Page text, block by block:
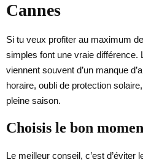
Cannes
Si tu veux profiter au maximum
simples font une vraie différence.
viennent souvent d’un manque
horaire, oubli de protection
pleine saison.
Choisis le bon
Le meilleur conseil, c’est